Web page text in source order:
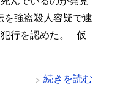
を強盗殺人容疑で逮
行を認めた。 仮
続きを読む